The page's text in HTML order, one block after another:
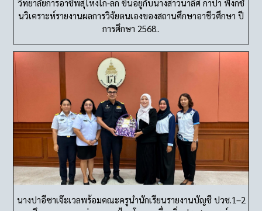
วิทยาลัยการอาชีพสุไหงโก-ลก ขึ้นอยู่กับนางสาวนาลิศ กาปา ฟังก์ชั่
นวิเคราะห์รายงานผลการวิจัยตนเองของสถานศึกษาอาชีวศึกษา ปี
การศึกษา 2568..
นางปาอีซาเจ๊ะเวลพร้อมคณะครูนำนักเรียนรายงานบัญชี ปวช.1–2